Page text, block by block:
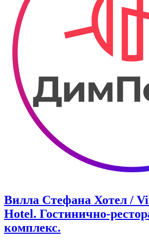
Вилла Стефана Хотел /
Hotel. Гостинично-
комплекс.